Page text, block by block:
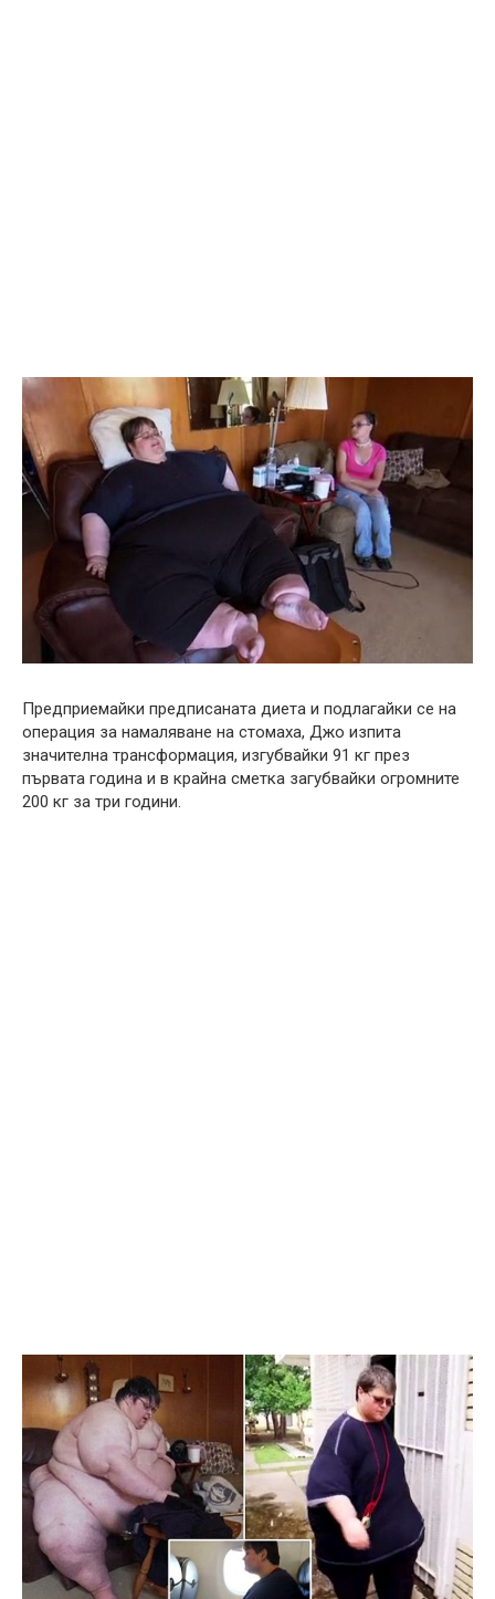
Предприемайки предписаната диета и подлагайки се на
операция за намаляване на стомаха, Джо изпита
значителна трансформация, изгубвайки 91 кг през
първата година и в крайна сметка загубвайки огромните
200 кг за три години.